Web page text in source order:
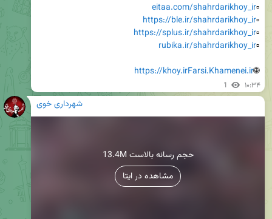
▫️
eitaa.com/shahrdarikhoy_ir
▫️
https://ble.ir/shahrdarikhoy_ir
▫️
https://splus.ir/shahrdarikhoy_ir
▫️
rubika.ir/shahrdarikhoy_ir
🌐
https://khoy.irFarsi.Khamenei.ir
1 ۱۰:۳۴
شهرداری خوی
13.4M حجم رسانه بالاست
مشاهده در ایتا